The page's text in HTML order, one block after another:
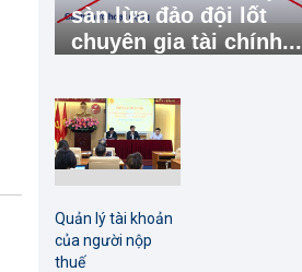
sàn lừa đảo đội lốt
chuyên gia tài chính...
Quản lý tài khoản
của người nộp
thuế